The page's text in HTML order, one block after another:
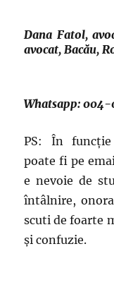
Dana Fatol,
avocat, Bacău,
Whatsapp:
PS: În funcție
poate fi pe
e nevoie de
întâlnire,
scuti de foarte
și confuzie.